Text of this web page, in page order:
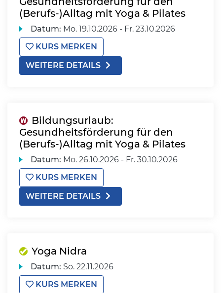
(Berufs-)Alltag mit Yoga & Pilates
Datum: Mo. 19.10.2026 - Fr. 23.10.2026
KURS MERKEN
WEITERE DETAILS
Bildungsurlaub:
Gesundheitsförderung für den
(Berufs-)Alltag mit Yoga & Pilates
Datum: Mo. 26.10.2026 - Fr. 30.10.2026
KURS MERKEN
WEITERE DETAILS
Yoga Nidra
Datum: So. 22.11.2026
KURS MERKEN